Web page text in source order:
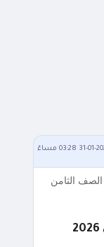
2026 03:28 مساءً